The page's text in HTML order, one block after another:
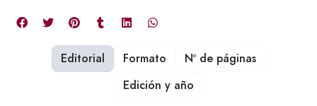
Editorial Formato
Nº de páginas
Edición y año